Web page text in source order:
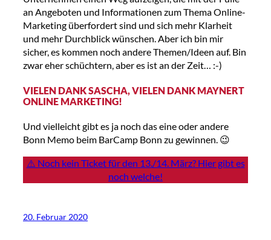
an Angeboten und Informationen zum Thema Online-
Marketing überfordert sind und sich mehr Klarheit
und mehr Durchblick wünschen. Aber ich bin mir
sicher, es kommen noch andere Themen/Ideen auf. Bin
zwar eher schüchtern, aber es ist an der Zeit… :-)
VIELEN DANK SASCHA, VIELEN DANK MAYNERT
ONLINE MARKETING!
Und vielleicht gibt es ja noch das eine oder andere
Bonn Memo beim BarCamp Bonn zu gewinnen. 😉
⚠️ Noch kein Ticket für den 13./14. März? Hier gibt es
noch welche!
20. Februar 2020